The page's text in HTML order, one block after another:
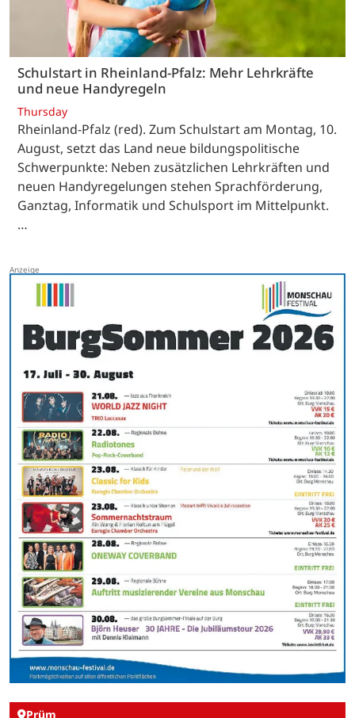
Schulstart in Rheinland-Pfalz: Mehr Lehrkräfte
und neue Handyregeln
Thursday
Rheinland-Pfalz (red). Zum Schulstart am Montag, 10.
August, setzt das Land neue bildungspolitische
Schwerpunkte: Neben zusätzlichen Lehrkräften und
neuen Handyregelungen stehen Sprachförderung,
Ganztag, Informatik und Schulsport im Mittelpunkt.
…
Prüm